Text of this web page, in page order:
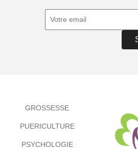
GROSSESSE
PUERICULTURE
PSYCHOLOGIE